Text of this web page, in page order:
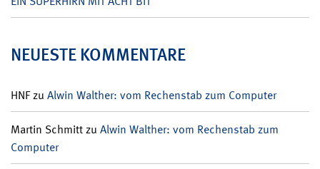
NEUESTE KOMMENTARE
HNFzu Alwin Walther: vom Rechenstab zum Computer
Martin Schmittzu Alwin Walther: vom Rechenstab zum
Computer